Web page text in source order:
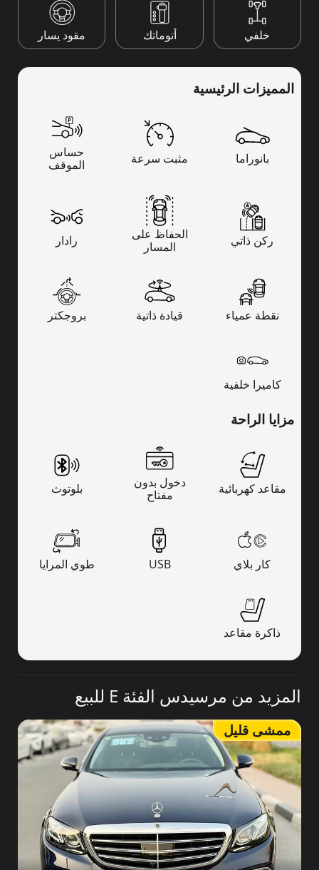
خلفي أتوماتك مقود يسار
المميزات الرئيسية
بانوراما مثبت سرعة
حساس
الموقف
ركن ذاتي
الحفاظ على
المسار
رادار
نقطة عمياء قيادة ذاتية بروجكتر
كاميرا خلفية
مزايا الراحة
مقاعد كهربائية
دخول بدون
مفتاح
بلوتوث
كار بلاي USB طوي المرايا
ذاكرة مقاعد
المزيد من مرسيدس الفئة E للبيع
ممشى قليل